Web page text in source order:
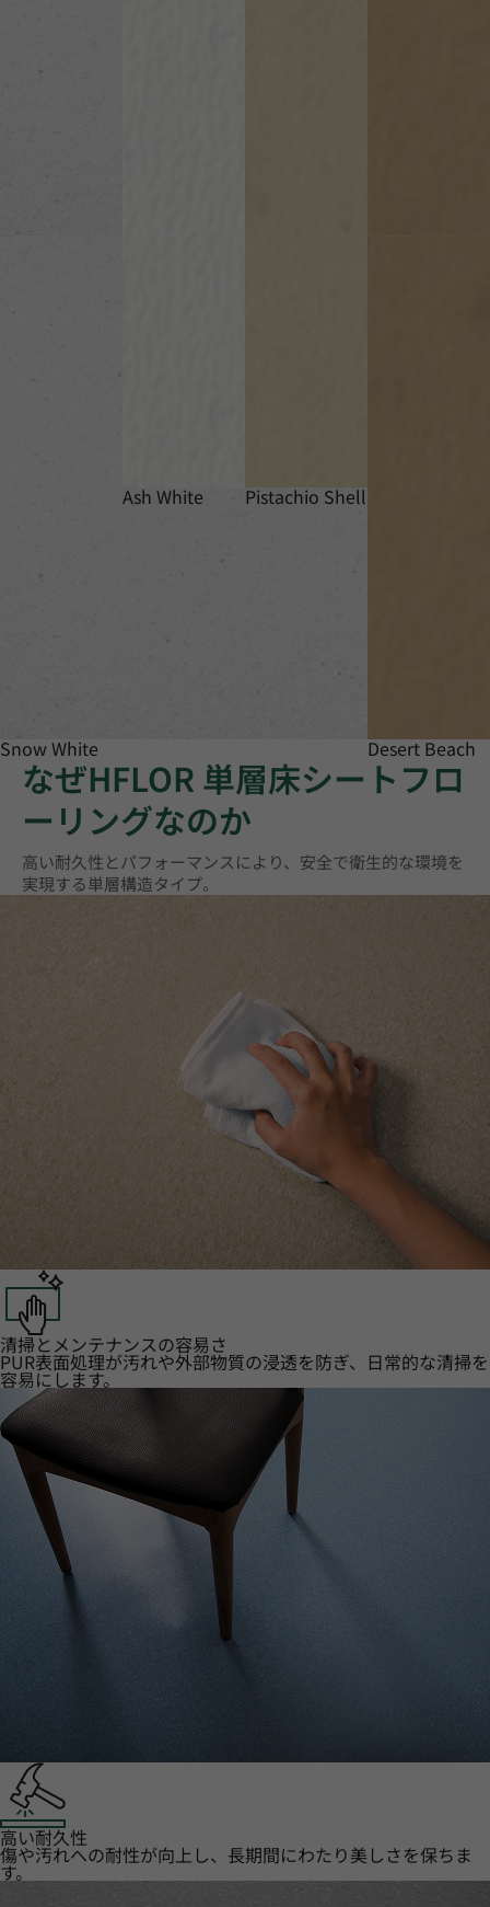
Snow White
Ash White Pistachio Shell
Desert Beach
なぜHFLOR 単層床シートフロ
ーリングなのか
高い耐久性とパフォーマンスにより、安全で衛生的な環境を
実現する単層構造タイプ。
清掃とメンテナンスの容易さ
PUR表面処理が汚れや外部物質の浸透を防ぎ、日常的な清掃を
容易にします。
高い耐久性
傷や汚れへの耐性が向上し、長期間にわたり美しさを保ちま
す。